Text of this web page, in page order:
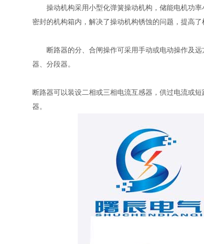
操动机构采用小型化弹簧操动机构，储能电机功率
密封的机构箱内，解决了操动机构锈蚀的问题，提高了
断路器的分、合闸操作可采用手动或电动操作及远
器、分段器。
断路器可以装设二相或三相电流互感器，供过电流或
器。